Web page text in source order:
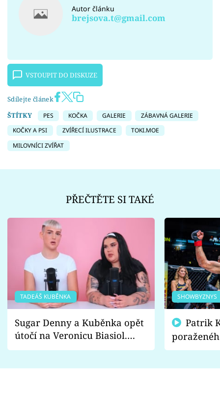
Autor článku
brejsova.t@gmail.com
VSTOUPIT DO DISKUZE
Sdílejte článek
ŠTÍTKY
PES KOČKA GALERIE
ZÁBAVNÁ GALERIE
KOČKY A PSI
ZVÍŘECÍ ILUSTRACE
TOKI.MOE
MILOVNÍCI ZVÍŘAT
PŘEČTĚTE SI TAKÉ
TADEÁŠ KUBĚNKA
Sugar Denny a Kuběnka opět
útočí na Veronicu Biasiol.
Proč je podle nich falešná a
SHOWBYZNYS
fanoušci